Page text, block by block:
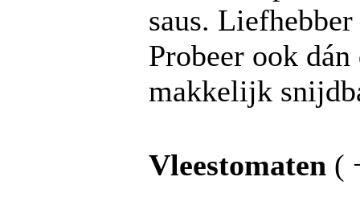
saus.
Probeer ook
makkelijk
Vleestomaten (